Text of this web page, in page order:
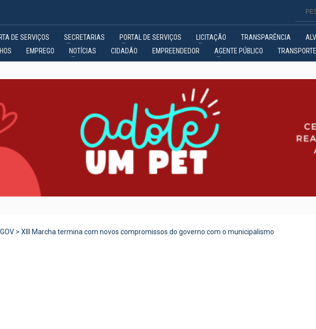
DE SERVIÇOS SECRETARIAS PORTAL DE SERVIÇOS LICITAÇÃO TRANSPARÊNCIA
EMPREGO NOTÍCIAS CIDADÃO EMPREENDEDOR AGENTE PÚBLICO
> XIII Marcha termina com novos compromissos do governo com o municipalismo